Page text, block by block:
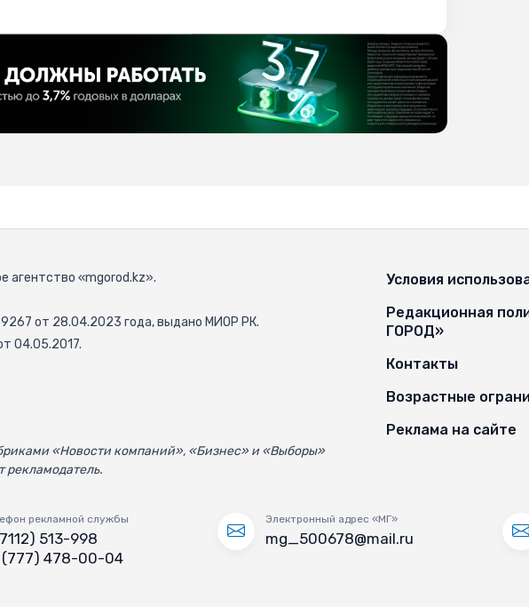
агентство «mgorod.kz».
от 28.04.2023 года, выдано МИОР РК.
04.05.2017.
«Новости компаний», «Бизнес» и «Выборы»
рекламодатель.
Условия
Редакционная
ГОРОД»
Контакты
Возрастные
Реклама на сайте
рекламной службы
513-998
(777) 478-00-04
Электронный адрес «МГ»
mg_500678@mail.ru